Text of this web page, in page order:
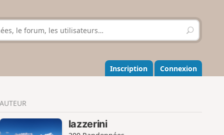
R
e
h
e
r
r
Inscription Connexion
AUTEUR
lazzerini